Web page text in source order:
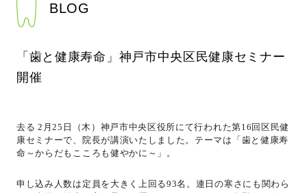
BLOG
「歯と健康寿命」神戸市中央区民健康セミナー
開催
去る 2月25日（木）神戸市中央区役所にて行われた第16回区民健
康セミナーで、院長が講演いたしました。テーマは「歯と健康寿
命～からだもこころも健やかに～」。
申し込み人数は定員を大きく上回る93名。連日の寒さにも関わら